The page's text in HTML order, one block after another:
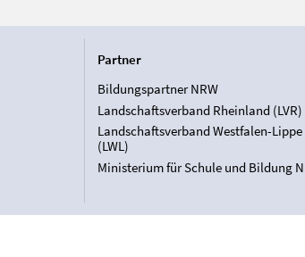
Partner
Bildungspartner NRW
Landschaftsverband Rheinland (LVR)
Landschaftsverband Westfalen-Lippe
(LWL)
Ministerium für Schule und Bildung